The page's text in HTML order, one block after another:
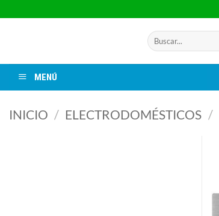
al
Buscar
por:
MENÚ
INICIO / ELECTRODOMÉSTICOS /